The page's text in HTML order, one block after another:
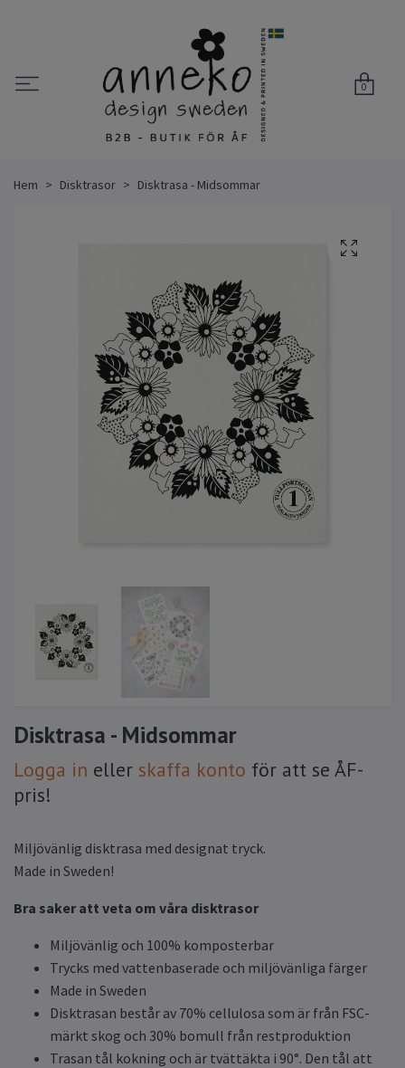
0
Hem Disktrasor Disktrasa - Midsommar
Disktrasa - Midsommar
Logga in eller skaffa konto för att se ÅF-
pris!
Miljövänlig disktrasa med designat tryck.
Made in Sweden!
Bra saker att veta om våra disktrasor
Miljövänlig och 100% komposterbar
Trycks med vattenbaserade och miljövänliga färger
Made in Sweden
Disktrasan består av 70% cellulosa som är från FSC-
märkt skog och 30% bomull från restproduktion
Trasan tål kokning och är tvättäkta i 90°. Den tål att